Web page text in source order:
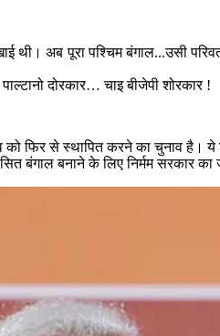
थी। अब पूरा पश्चिम बंगाल...उसी
दोरकार… चाइ बीजेपी शोरकार !
को फिर से स्थापित करने का चुनाव है।
बंगाल बनाने के लिए निर्मम सरकार